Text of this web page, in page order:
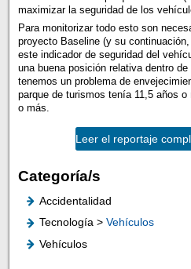
maximizar la seguridad de los
Para monitorizar todo esto son
proyecto Baseline (y su
este indicador de seguridad del
una buena posición relativa dentro
tenemos un problema de
parque de turismos tenía 11,5 años
o más.
Leer el reportaje
Categoría/s
Accidentalidad
Tecnología > Vehículos
Vehículos